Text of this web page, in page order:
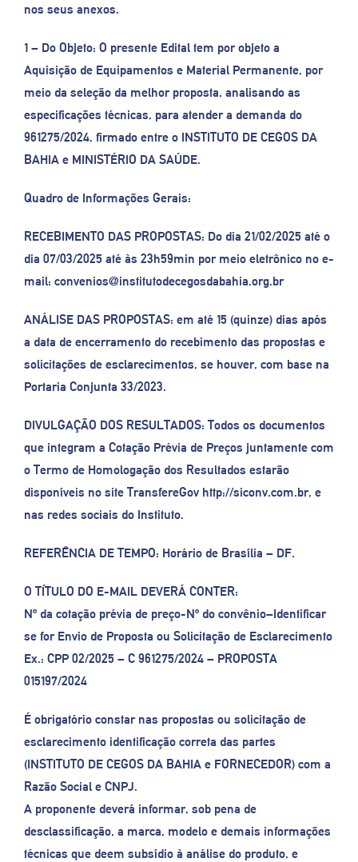
nos seus anexos.
1 – Do Objeto: O presente Edital tem por objeto a
Aquisição de Equipamentos e Material Permanente, por
meio da seleção da melhor proposta, analisando as
especificações técnicas, para atender a demanda do
961275/2024, firmado entre o INSTITUTO DE CEGOS DA
BAHIA e MINISTÉRIO DA SAÚDE.
Quadro de Informações Gerais:
RECEBIMENTO DAS PROPOSTAS: Do dia 21/02/2025 até o
dia 07/03/2025 até às 23h59min por meio eletrônico no e-
mail: convenios@institutodecegosdabahia.org.br
ANÁLISE DAS PROPOSTAS: em até 15 (quinze) dias após
a data de encerramento do recebimento das propostas e
solicitações de esclarecimentos, se houver, com base na
Portaria Conjunta 33/2023.
DIVULGAÇÃO DOS RESULTADOS: Todos os documentos
que integram a Cotação Prévia de Preços juntamente com
o Termo de Homologação dos Resultados estarão
disponíveis no site TransfereGov http://siconv.com.br, e
nas redes sociais do Instituto.
REFERÊNCIA DE TEMPO: Horário de Brasília – DF.
O TÍTULO DO E-MAIL DEVERÁ CONTER:
Nº da cotação prévia de preço-Nº do convênio–Identificar
se for Envio de Proposta ou Solicitação de Esclarecimento
Ex.: CPP 02/2025 – C 961275/2024 – PROPOSTA
015197/2024
É obrigatório constar nas propostas ou solicitação de
esclarecimento identificação correta das partes
(INSTITUTO DE CEGOS DA BAHIA e FORNECEDOR) com a
Razão Social e CNPJ.
A proponente deverá informar, sob pena de
desclassificação, a marca, modelo e demais informações
técnicas que deem subsídio à análise do produto, e